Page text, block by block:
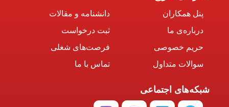
پنل همکاران
درباره‌ی ما
حریم خصوصی
سوالات متداول
دانشنامه و مقالات
ثبت درخواست
فرصت‌های شغلی
تماس با ما
شبکه‌های اجتماعی